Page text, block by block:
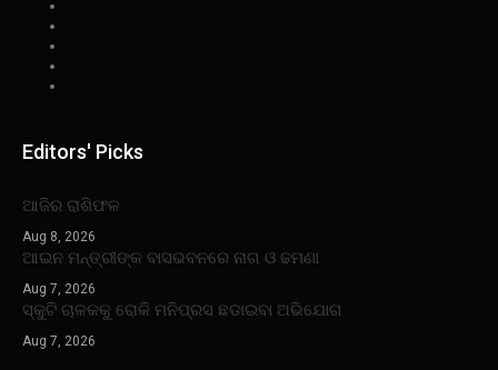
Editors' Picks
ଆଜିର ରାଶିଫଳ
Aug 8, 2026
ଆଇନ ମନ୍ତ୍ରୀଙ୍କ ବାସଭବନରେ ନାଗ ଓ ଢମଣା
Aug 7, 2026
ସ୍କୁଟି ଚାଳକକୁ ରୋକି ମନିପ୍ରସ ଛଡାଇବା ଅଭିଯୋଗ
Aug 7, 2026